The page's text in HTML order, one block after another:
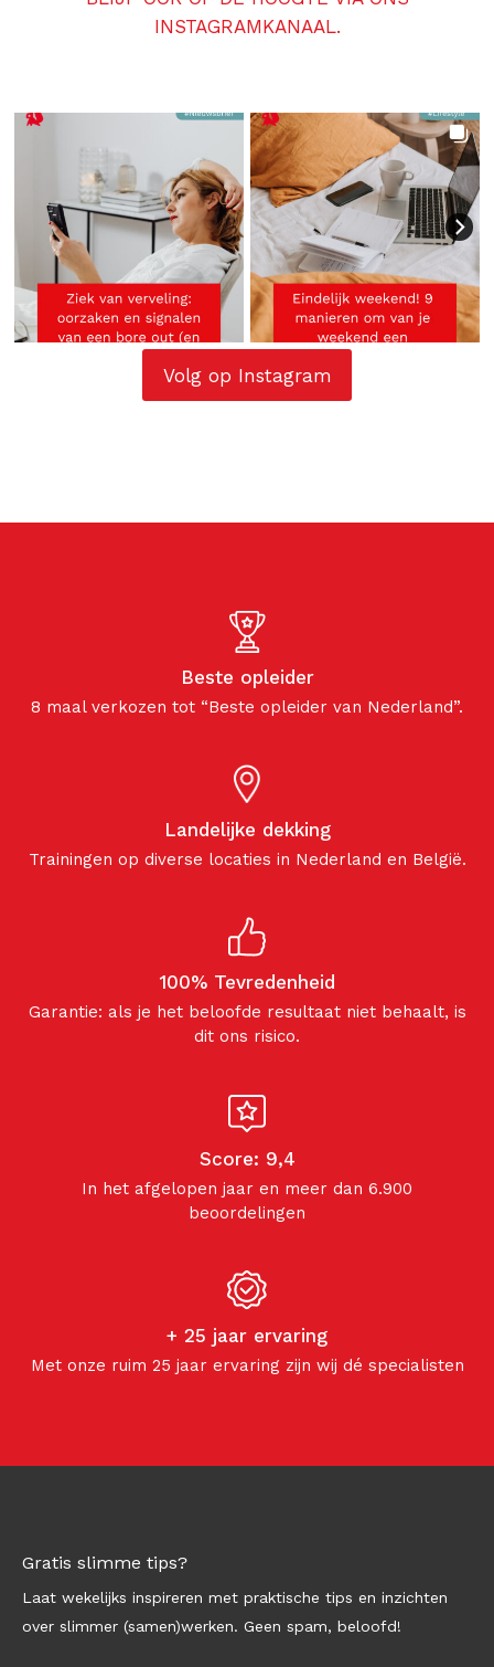
INSTAGRAMKANAAL.
Volg op Instagram
Beste opleider
8 maal verkozen tot “Beste opleider van Nederland”.
Landelijke dekking
Trainingen op diverse locaties in Nederland en België.
100% Tevredenheid
Garantie: als je het beloofde resultaat niet behaalt, is
dit ons risico.
Score: 9,4
In het afgelopen jaar en meer dan 6.900
beoordelingen
+ 25 jaar ervaring
Met onze ruim 25 jaar ervaring zijn wij dé specialisten
Gratis slimme tips?
Laat wekelijks inspireren met praktische tips en inzichten
over slimmer (samen)werken. Geen spam, beloofd!